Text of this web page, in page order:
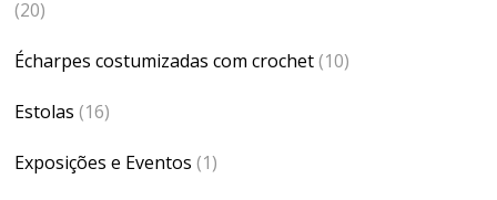
(20)
Écharpes costumizadas com crochet(10)
Estolas (16)
Exposições e Eventos (1)